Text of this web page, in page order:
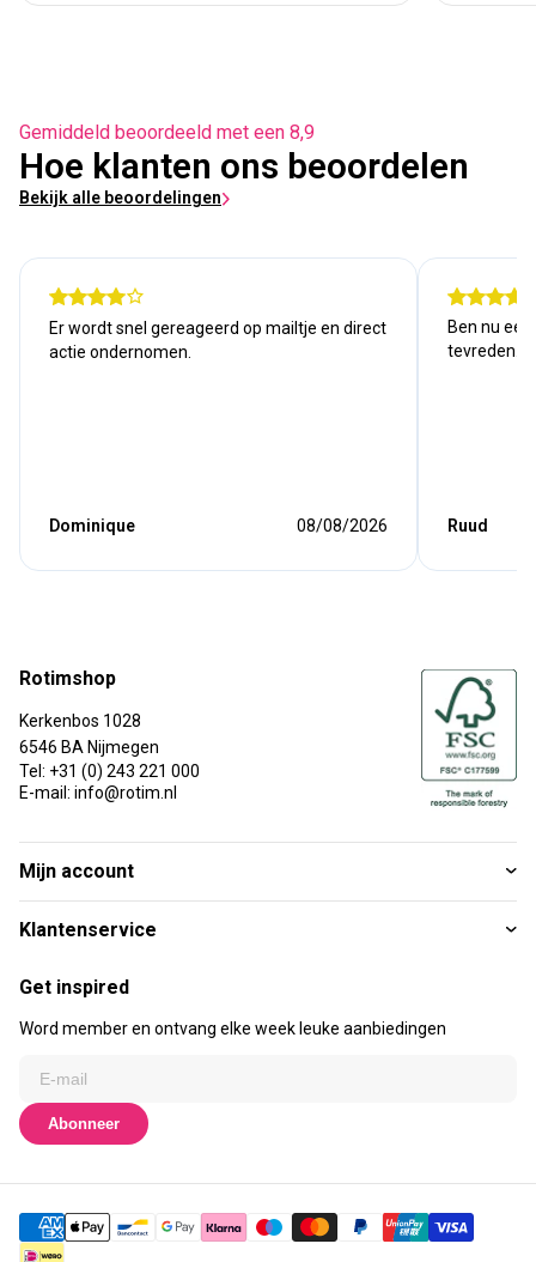
Gemiddeld beoordeeld met een 8,9
Hoe klanten ons beoordelen
Bekijk alle beoordelingen
Er wordt snel gereageerd op mailtje en direct
actie ondernomen.
Dominique 08/08/2026
Ben nu
tevreden.
Ruud
Rotimshop
Kerkenbos 1028
6546 BA Nijmegen
Tel: +31 (0) 243 221 000
E-mail: info@rotim.nl
Mijn account
Klantenservice
Get inspired
Word member en ontvang elke week leuke aanbiedingen
Abonneer